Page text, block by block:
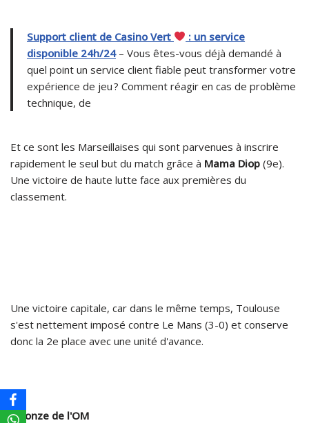
Support client de Casino Vert
: un service
disponible 24h/24– Vous êtes-vous déjà demandé à
quel point un service client fiable peut transformer votre
expérience de jeu ? Comment réagir en cas de problème
technique, de
Et ce sont les Marseillaises qui sont parvenues à inscrire
rapidement le seul but du match grâce à Mama Diop (9e).
Une victoire de haute lutte face aux premières du
classement.
Une victoire capitale, car dans le même temps, Toulouse
s'est nettement imposé contre Le Mans (3-0) et conserve
donc la 2e place avec une unité d'avance.
Le onze de l'OM